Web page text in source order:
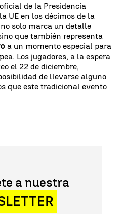
de la Presidencia
UE en los décimos de la
solo marca un detalle
que también representa
a un momento especial para
Los jugadores, a la espera
el 22 de diciembre,
de llevarse alguno
que este tradicional evento
a nuestra